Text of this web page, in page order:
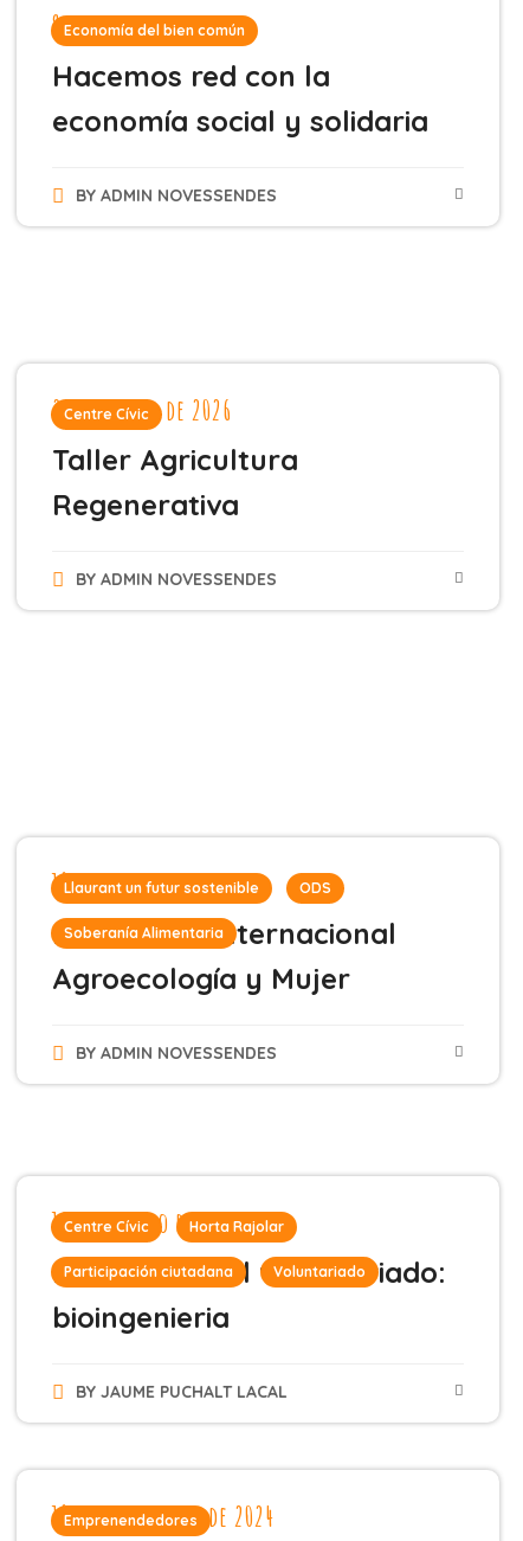
Economía del bien común
9 de marzo de 2026
Hacemos red con la
economía social y solidaria
BY ADMIN NOVESSENDES
Centre Cívic
22 de enero de 2026
Taller Agricultura
Regenerativa
BY ADMIN NOVESSENDES
Llaurant un futur sostenible ODS
Soberanía Alimentaria
18 de agosto de 2025
III Jornada Internacional
Agroecología y Mujer
BY ADMIN NOVESSENDES
Centre Cívic Horta Rajolar
Participación ciutadana Voluntariado
12 de febrero de 2025
Formación del voluntariado:
bioingenieria
BY JAUME PUCHALT LACAL
Emprenendedores
18 de noviembre de 2024